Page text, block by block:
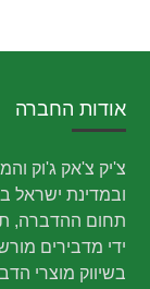
אודות החברה
צ'יק צ'אק ג'וק
תחום ההדברה,
ידי מדבירים
בשיווק מוצרי